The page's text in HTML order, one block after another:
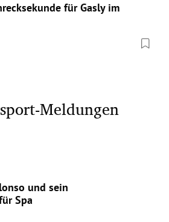
für Gasly im
Meldungen
und sein
Spa